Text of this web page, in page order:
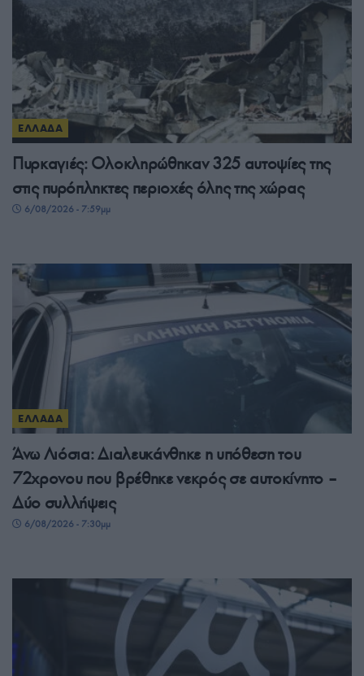
ΕΛΛΑΔΑ
Πυρκαγιές: Ολοκληρώθηκαν 325 αυτοψίες της
στις πυρόπληκτες περιοχές όλης της χώρας
6/08/2026 - 7:59μμ
ΕΛΛΑΔΑ
Άνω Λιόσια: Διαλευκάνθηκε η υπόθεση του
72χρονου που βρέθηκε νεκρός σε αυτοκίνητο –
Δύο συλλήψεις
6/08/2026 - 7:30μμ